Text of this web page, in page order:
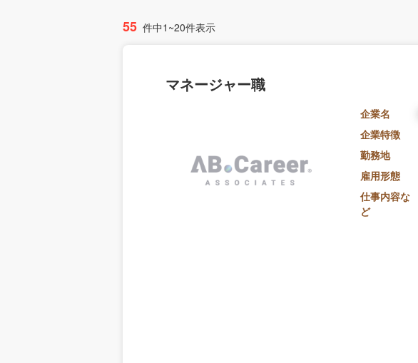
55 件中1~20件表示
マネージャー職
企業名
企業特徴
勤務地
雇用形態
仕事内容な
ど